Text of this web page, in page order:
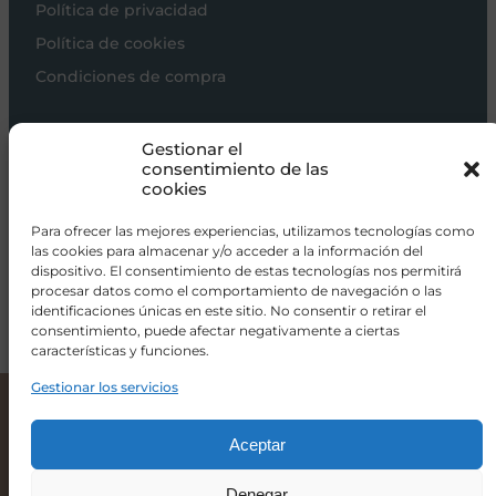
Gestionar el
consentimiento de las
cookies
Para ofrecer las mejores experiencias, utilizamos tecnologías como
las cookies para almacenar y/o acceder a la información del
dispositivo. El consentimiento de estas tecnologías nos permitirá
procesar datos como el comportamiento de navegación o las
identificaciones únicas en este sitio. No consentir o retirar el
consentimiento, puede afectar negativamente a ciertas
características y funciones.
Gestionar los servicios
Aceptar
459,90€ 413,90€
Política de privacidad
Política de cookies
Condiciones de compra
Carros de bebé
Sillas de paseo
Alimentación
Hogar
Viajar
info@donacoletas.com
+34 91 626 62 75
Accesorios para bebés en Las Rozas